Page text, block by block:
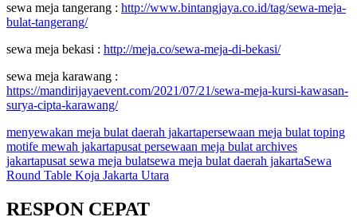
sewa meja tangerang : http://www.bintangjaya.co.id/tag/sewa-meja-
bulat-tangerang/
sewa meja bekasi : http://meja.co/sewa-meja-di-bekasi/
sewa meja karawang :
https://mandirijayaevent.com/2021/07/21/sewa-meja-kursi-kawasan-
surya-cipta-karawang/
menyewakan meja bulat daerah jakartapersewaan meja bulat toping
motife mewah jakartapusat persewaan meja bulat archives
jakartapusat sewa meja bulatsewa meja bulat daerah jakartaSewa
Round Table Koja Jakarta Utara
RESPON CEPAT